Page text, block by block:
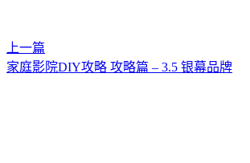
上一篇
家庭影院DIY攻略 攻略篇 – 3.5 银幕品牌